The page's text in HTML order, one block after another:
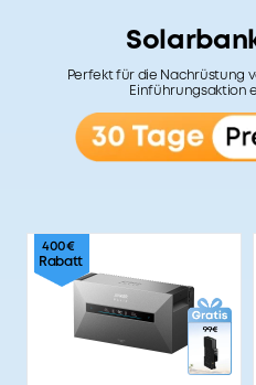
Perfekt für die Nachrüstung
Einführungsaktion
400€
Rabatt